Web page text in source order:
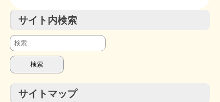
サイト内検索
検
索:
サイトマップ